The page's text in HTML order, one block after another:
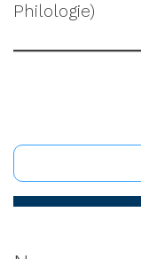
Philologie)
Suchen